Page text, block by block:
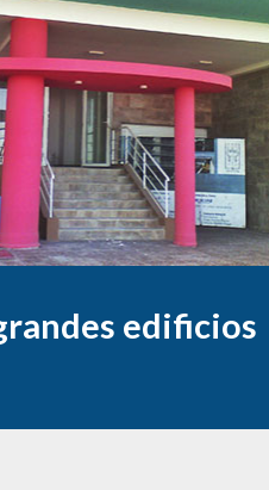
edificios